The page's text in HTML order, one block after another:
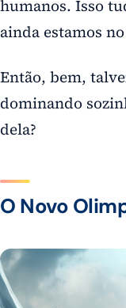
humanos. Isso
ainda estamos
Então, bem,
dominando
dela?
O Novo